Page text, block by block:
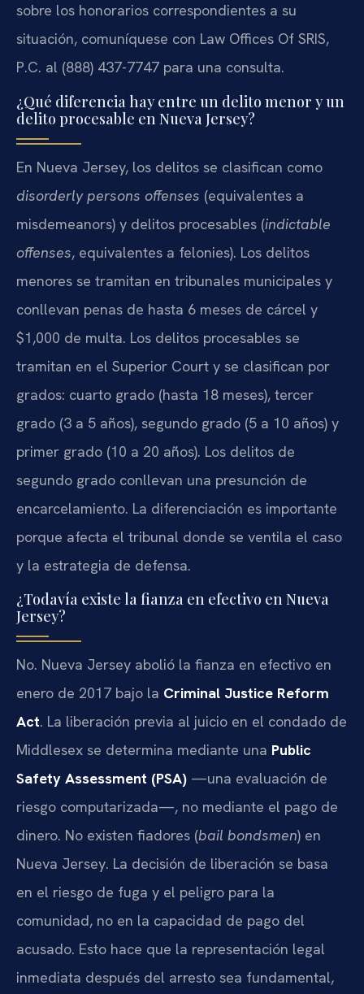
sobre los honorarios correspondientes a su
situación, comuníquese con Law Offices Of SRIS,
P.C. al (888) 437-7747 para una consulta.
¿Qué diferencia hay entre un delito menor y un
delito procesable en Nueva Jersey?
En Nueva Jersey, los delitos se clasifican como
disorderly persons offenses (equivalentes a
misdemeanors) y delitos procesables (indictable
offenses, equivalentes a felonies). Los delitos
menores se tramitan en tribunales municipales y
conllevan penas de hasta 6 meses de cárcel y
$1,000 de multa. Los delitos procesables se
tramitan en el Superior Court y se clasifican por
grados: cuarto grado (hasta 18 meses), tercer
grado (3 a 5 años), segundo grado (5 a 10 años) y
primer grado (10 a 20 años). Los delitos de
segundo grado conllevan una presunción de
encarcelamiento. La diferenciación es importante
porque afecta el tribunal donde se ventila el caso
y la estrategia de defensa.
¿Todavía existe la fianza en efectivo en Nueva
Jersey?
No. Nueva Jersey abolió la fianza en efectivo en
enero de 2017 bajo la Criminal Justice Reform
Act. La liberación previa al juicio en el condado de
Middlesex se determina mediante una Public
Safety Assessment (PSA) —una evaluación de
riesgo computarizada—, no mediante el pago de
dinero. No existen fiadores (bail bondsmen) en
Nueva Jersey. La decisión de liberación se basa
en el riesgo de fuga y el peligro para la
comunidad, no en la capacidad de pago del
acusado. Esto hace que la representación legal
inmediata después del arresto sea fundamental,